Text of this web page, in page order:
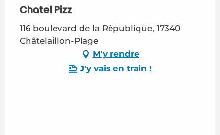
Chatel Pizz
116 boulevard de la République, 17340
Châtelaillon-Plage
M'y rendre
J'y vais en train !